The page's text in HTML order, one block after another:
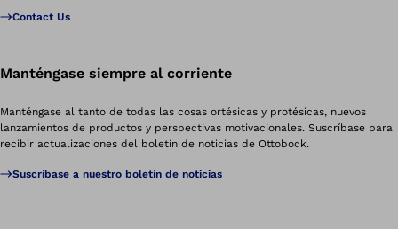
Contact Us
Manténgase siempre al corriente
Manténgase al tanto de todas las cosas ortésicas y protésicas, nuevos
lanzamientos de productos y perspectivas motivacionales. Suscríbase para
recibir actualizaciones del boletín de noticias de Ottobock.
Suscríbase a nuestro boletín de noticias